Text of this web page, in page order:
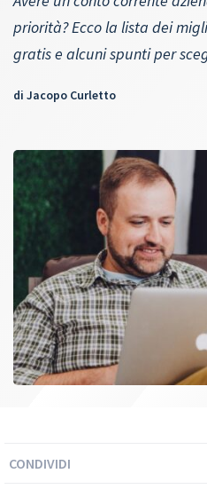
priorità? Ecco la lista dei
gratis e alcuni spunti per
di Jacopo Curletto
CONDIVIDI